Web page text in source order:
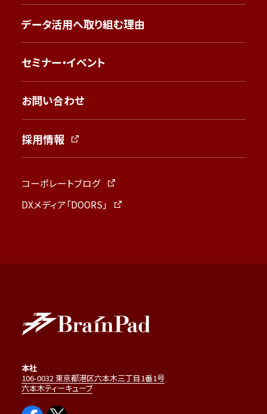
データ活用へ取り組む理由
セミナー・イベント
お問い合わせ
採用情報
コーポレートブログ
DXメディア「DOORS」
本社
106-0032 東京都港区六本木三丁目1番1号
六本木ティーキューブ